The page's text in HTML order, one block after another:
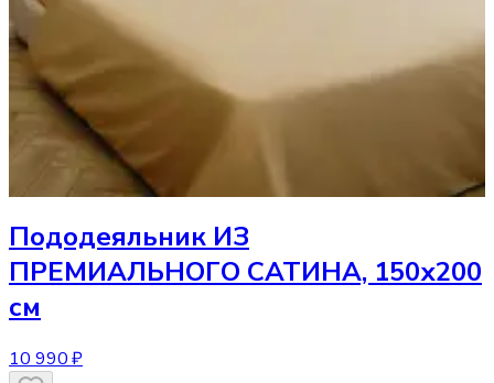
Пододеяльник ИЗ
ПРЕМИАЛЬНОГО САТИНА, 150х200
см
10 990 ₽